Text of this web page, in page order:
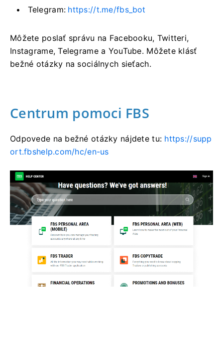
Telegram: https://t.me/fbs_bot
Môžete poslať správu na Facebooku, Twitteri,
Instagrame, Telegrame a YouTube. Môžete klásť
bežné otázky na sociálnych sieťach.
Centrum pomoci FBS
Odpovede na bežné otázky nájdete tu: https://supp
ort.fbshelp.com/hc/en-us